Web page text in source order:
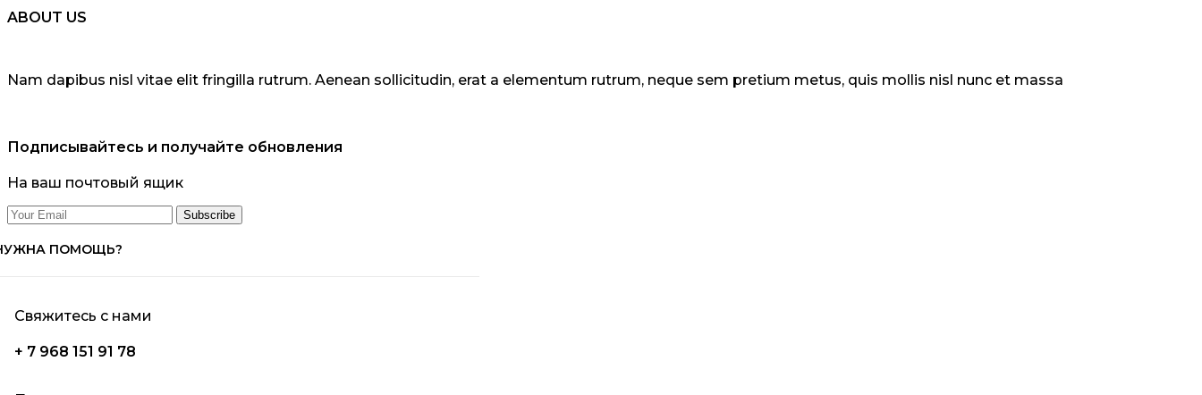
ABOUT US
Nam dapibus nisl vitae elit fringilla rutrum. Aenean sollicitudin, erat a elementum rutrum, neque sem pretium metus, quis mollis nisl nunc et massa
Подписывайтесь и получайте обновления
На ваш почтовый ящик
ПОМОЩЬ?
Свяжитесь с нами
+ 7 968 151 91 78